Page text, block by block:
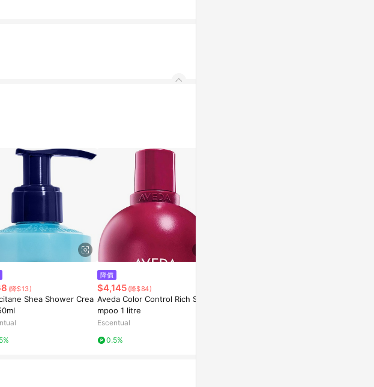
(降$13)
Shea Shower Crea
降價
$4,145 (降$84)
Aveda Color Control Rich Sha
mpoo 1 litre
Escentual
0.5%